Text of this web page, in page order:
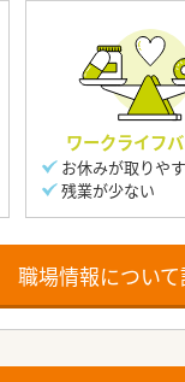
ワークライフ
お休みが取りや
残業が少ない
職場情報について